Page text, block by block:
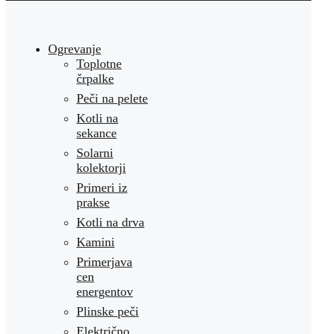
Ogrevanje
Toplotne
črpalke
Peči na pelete
Kotli na
sekance
Solarni
kolektorji
Primeri iz
prakse
Kotli na drva
Kamini
Primerjava
cen
energentov
Plinske peči
Električno